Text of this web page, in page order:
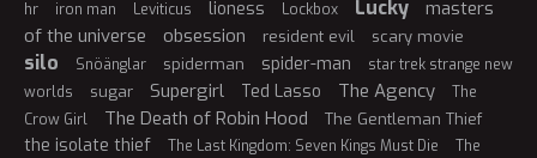
hr iron man Leviticus lioness Lockbox Lucky
masters
of the universe
obsession resident evil scary movie
silo Snöänglar spiderman spider-man
star trek strange new
worlds
sugar Supergirl Ted Lasso The Agency
The
Crow Girl
The Death of Robin Hood The Gentleman Thief
the isolate thief The Last Kingdom: Seven Kings Must Die
The